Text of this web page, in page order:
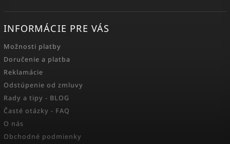
INFORMÁCIE PRE VÁS
Možnosti platby
Doručenie a platba
Reklamácie
Odstúpenie od zmluvy
Rady a tipy - BLOG
Časté otázky - FAQ
O nás
Obchodné podmienky